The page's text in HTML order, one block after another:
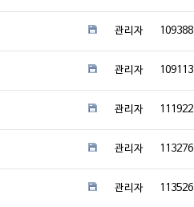
관리자 109388
관리자 109113
관리자 111922
관리자 113276
관리자 113526